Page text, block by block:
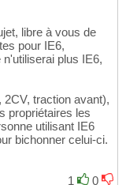
libre à vous de
pour IE6,
plus IE6,
traction avant),
propriétaires les
utilisant IE6
bichonner celui-ci.
1
0